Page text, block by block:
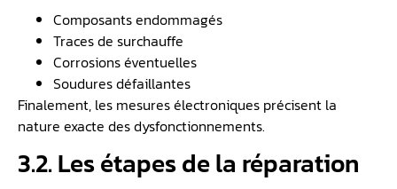
Composants endommagés
Traces de surchauffe
Corrosions éventuelles
Soudures défaillantes
Finalement, les mesures électroniques précisent la
nature exacte des dysfonctionnements.
3.2. Les étapes de la réparation